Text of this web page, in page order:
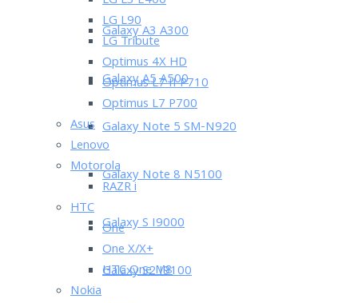
Galaxy A3 A300
Galaxy A5 A500
Galaxy Note 5 SM-N920
Galaxy Note 8 N5100
Galaxy S I9000
Galaxy S2 I9100
LG L90
LG Tribute
Optimus 4X HD
Optimus L7 II P710
Optimus L7 P700
Asus
Lenovo
Motorola
RAZR i
HTC
One
One X/X+
HTC One M8
Nokia